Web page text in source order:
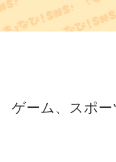
ゲーム、スポ